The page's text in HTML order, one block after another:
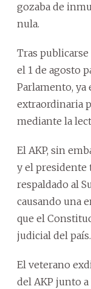
gozaba de
nula.
Tras
el 1 de agosto
Parlamento, ya
extraordinaria
mediante la
El AKP, sin
y el presidente
respaldado al
causando una
que el
judicial del país.
El veterano
del AKP junto